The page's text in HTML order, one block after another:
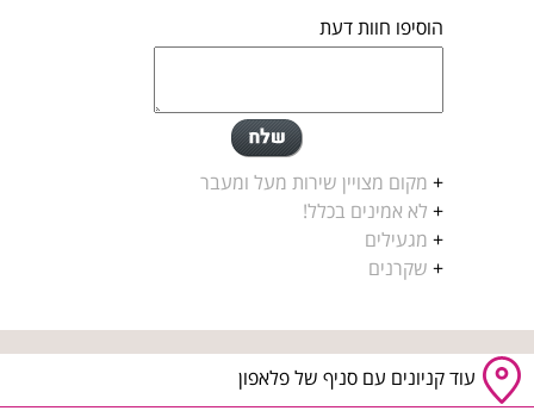
הוסיפו חוות דעת
+ מקום מצויין שירות מעל ומעבר
+ לא אמינים בכלל!
+ מגעילים
+ שקרנים
עוד קניונים עם סניף של פלאפון